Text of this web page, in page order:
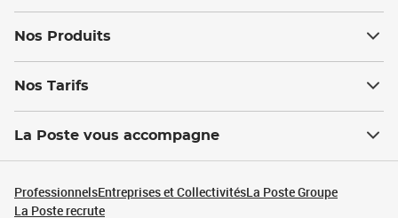
Nos Produits
Nos Tarifs
La Poste vous accompagne
ProfessionnelsEntreprises et CollectivitésLa Poste Groupe
La Poste recrute